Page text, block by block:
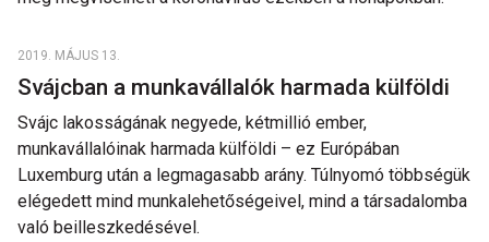
2019. MÁJUS 13.
Svájcban a munkavállalók harmada külföldi
Svájc lakosságának negyede, kétmillió ember,
munkavállalóinak harmada külföldi – ez Európában
Luxemburg után a legmagasabb arány. Túlnyomó többségük
elégedett mind munkalehetőségeivel, mind a társadalomba
való beilleszkedésével.